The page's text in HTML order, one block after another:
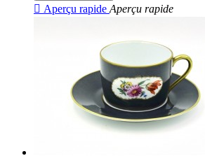
 Aperçu rapide Aperçu rapide